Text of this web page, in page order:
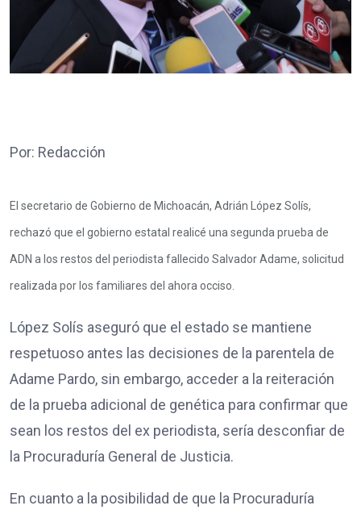
Por: Redacción
El secretario de Gobierno de Michoacán, Adrián López Solís,
rechazó que el gobierno estatal realicé una segunda prueba de
ADN a los restos del periodista fallecido Salvador Adame, solicitud
realizada por los familiares del ahora occiso.
López Solís aseguró que el estado se mantiene
respetuoso antes las decisiones de la parentela de
Adame Pardo, sin embargo, acceder a la reiteración
de la prueba adicional de genética para confirmar que
sean los restos del ex periodista, sería desconfiar de
la Procuraduría General de Justicia.
En cuanto a la posibilidad de que la Procuraduría